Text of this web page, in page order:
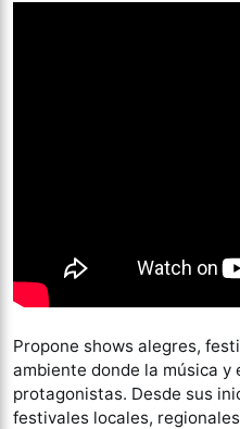
Propone shows alegres,
ambiente donde la música y
protagonistas. Desde sus
festivales locales,